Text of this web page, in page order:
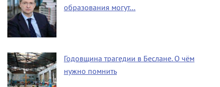
образования могут…
Годовщина трагедии в Беслане. О чём
нужно помнить